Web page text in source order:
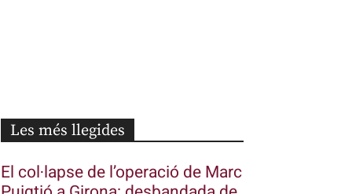
Les més llegides
El col·lapse de l’operació de Marc